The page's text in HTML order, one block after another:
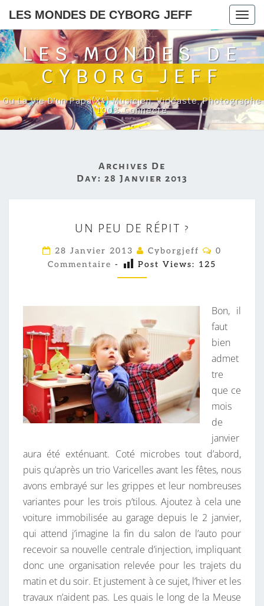
LES MONDES DE CYBORG JEFF
LES MONDES DE
CYBORG JEFF
Ou La Vie D'un Papa(x4) Musicien, Vidéaste, Photographe
100% Connecté
Archives De
Day: 28 Janvier 2013
N
P
E
U
R
É
P
I
T
?
UN PEU DE RÉPIT ?
28 Janvier 2013 Cyborgjeff
C
M
T
A
I
R
E
0
Commentaire - Post Views: 125
Bon, il
faut
bien
admet
tre
que ce
mois
de
janvier
aura été exténuant. Coté microbes tout d’abord,
puis qu’après un trio Varicelles avant les fêtes, nous
avons embrayé sur les grippes et leur nombreuses
variantes pour les trois p’tilous. Ajoutez à cela une
voiture immobilisée au garage depuis le 2 janvier,
qui attend j’imagine la fin du salon de l’auto pour
recevoir sa nouvelle centrale d’injection, impliquant
donc une organisation relevée pour les trajets du
matin et du soir. Et justement à ce sujet, l’hiver et les
travaux n’aident pas. Les quais le long de la Meuse